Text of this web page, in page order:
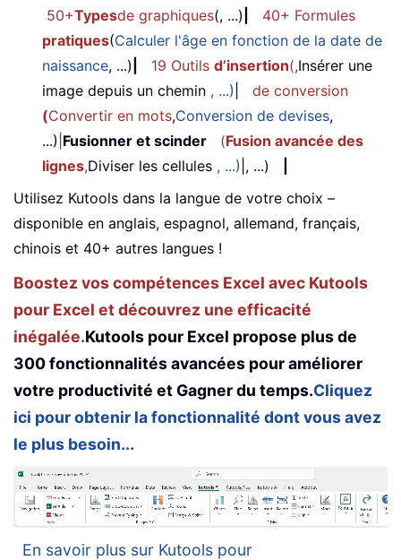
50+Typesde graphiques(, ...)
40+ Formules
pratiques(Calculer l'âge en fonction de la date de
naissance, ...) 19 Outils d’insertion(,Insérer une
image depuis un chemin , ...)
de conversion
(Convertir en mots,Conversion de devises,
...) Fusionner et scinder (Fusion avancée des
lignes,Diviser les cellules , ...) |, ...)
Utilisez Kutools dans la langue de votre choix –
disponible en anglais, espagnol, allemand, français,
chinois et 40+ autres langues !
Boostez vos compétences Excel avec Kutools
pour Excel et découvrez une efficacité
inégalée.Kutools pour Excel propose plus de
300 fonctionnalités avancées pour améliorer
votre productivité et Gagner du temps.Cliquez
ici pour obtenir la fonctionnalité dont vous avez
le plus besoin...
En savoir plus sur Kutools pour